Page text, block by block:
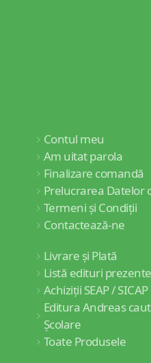
Contul meu
Am uitat parola
Finalizare comandă
Prelucrarea Datelor
Termeni și Condiții
Contactează-ne
Livrare și Plată
Listă edituri
Achiziții SEAP / SICAP
Editura Andreas
Școlare
Toate Produsele